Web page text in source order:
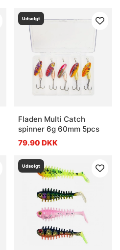
Udsolgt
Fladen Multi Catch
spinner 6g 60mm 5pcs
79.90 DKK
Udsolgt